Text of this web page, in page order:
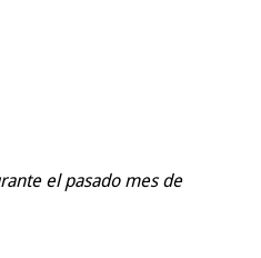
el pasado mes de